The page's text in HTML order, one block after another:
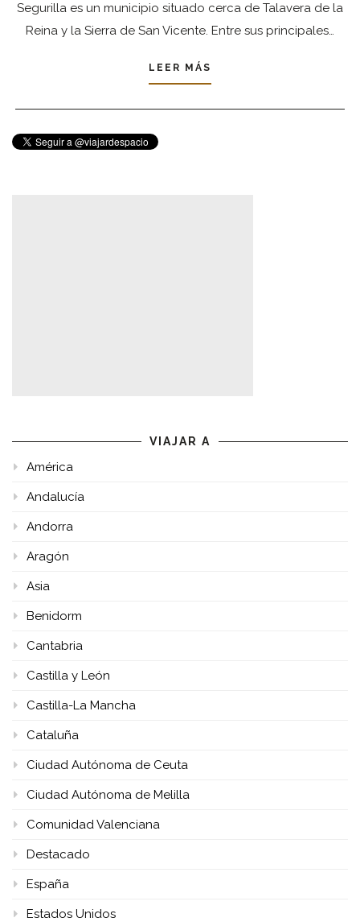
Segurilla es un municipio situado cerca de Talavera de la
Reina y la Sierra de San Vicente. Entre sus principales…
LEER MÁS
VIAJAR A
América
Andalucía
Andorra
Aragón
Asia
Benidorm
Cantabria
Castilla y León
Castilla-La Mancha
Cataluña
Ciudad Autónoma de Ceuta
Ciudad Autónoma de Melilla
Comunidad Valenciana
Destacado
España
Estados Unidos